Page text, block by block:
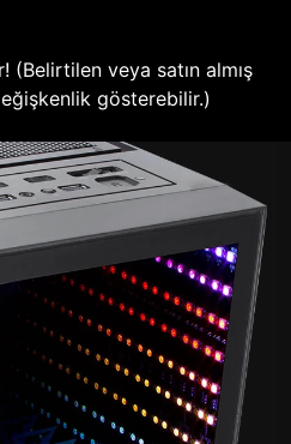
veya satın almış
gösterebilir.)